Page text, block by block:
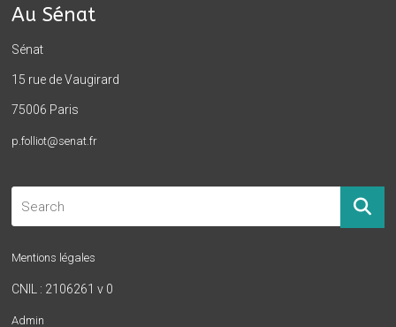
Au Sénat
Sénat
15 rue de Vaugirard
75006 Paris
p.folliot@senat.fr
Mentions légales
CNIL : 2106261 v 0
Admin